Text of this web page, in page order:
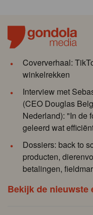
Coververhaal:
winkelrekken
Interview met
(CEO Douglas
Nederland): "In de
geleerd wat
Dossiers: back to
producten,
betalingen,
Bekijk de nieuwste